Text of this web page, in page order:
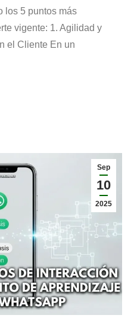
los 5 puntos más
vigente: 1. Agilidad y
el Cliente En un
Sep
10
2025